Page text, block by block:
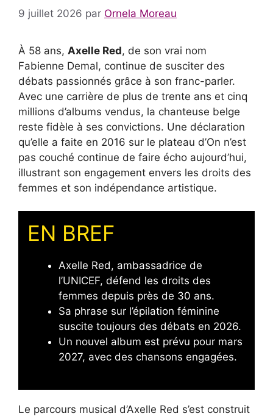
9 juillet 2026 par Ornela Moreau
À 58 ans, Axelle Red, de son vrai nom
Fabienne Demal, continue de susciter des
débats passionnés grâce à son franc-parler.
Avec une carrière de plus de trente ans et cinq
millions d’albums vendus, la chanteuse belge
reste fidèle à ses convictions. Une déclaration
qu’elle a faite en 2016 sur le plateau d’On n’est
pas couché continue de faire écho aujourd’hui,
illustrant son engagement envers les droits des
femmes et son indépendance artistique.
EN BREF
Axelle Red, ambassadrice de
l’UNICEF, défend les droits des
femmes depuis près de 30 ans.
Sa phrase sur l’épilation féminine
suscite toujours des débats en 2026.
Un nouvel album est prévu pour mars
2027, avec des chansons engagées.
Le parcours musical d’Axelle Red s’est construit